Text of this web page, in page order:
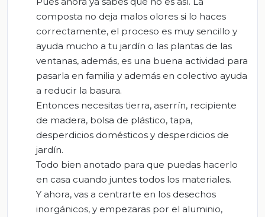
composta no deja malos olores si lo haces
correctamente, el proceso es muy sencillo y
ayuda mucho a tu jardín o las plantas de las
ventanas, además, es una buena actividad para
pasarla en familia y además en colectivo ayuda
a reducir la basura.
Entonces necesitas tierra, aserrín, recipiente
de madera, bolsa de plástico, tapa,
desperdicios domésticos y desperdicios de
jardín.
Todo bien anotado para que puedas hacerlo
en casa cuando juntes todos los materiales.
Y ahora, vas a centrarte en los desechos
inorgánicos, y empezaras por el aluminio,